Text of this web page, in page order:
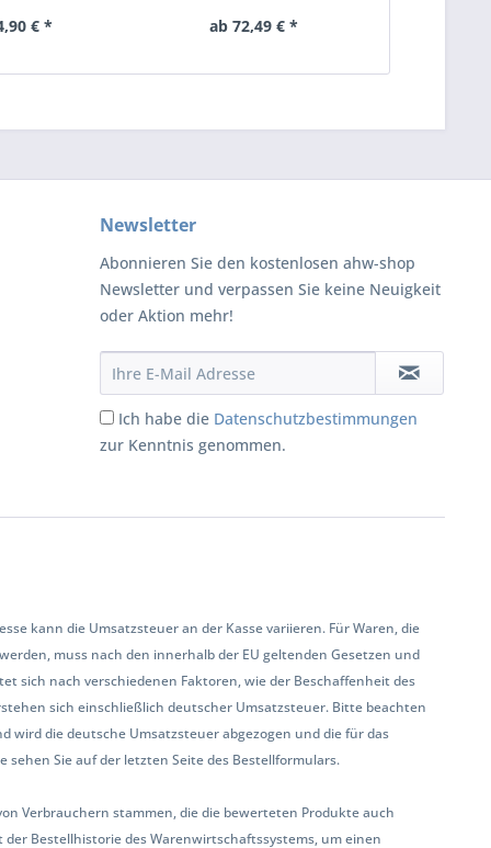
€ * ab 72,49 € *
Newsletter
Abonnieren Sie den kostenlosen ahw-shop
Newsletter und verpassen Sie keine Neuigkeit
oder Aktion mehr!
Ich habe die Datenschutzbestimmungen
zur Kenntnis genommen.
kann die Umsatzsteuer an der Kasse variieren. Für Waren, die
muss nach den innerhalb der EU geltenden Gesetzen und
sich nach verschiedenen Faktoren, wie der Beschaffenheit des
sich einschließlich deutscher Umsatzsteuer. Bitte beachten
wird die deutsche Umsatzsteuer abgezogen und die für das
Sie auf der letzten Seite des Bestellformulars.
Verbrauchern stammen, die die bewerteten Produkte auch
Bestellhistorie des Warenwirtschaftssystems, um einen